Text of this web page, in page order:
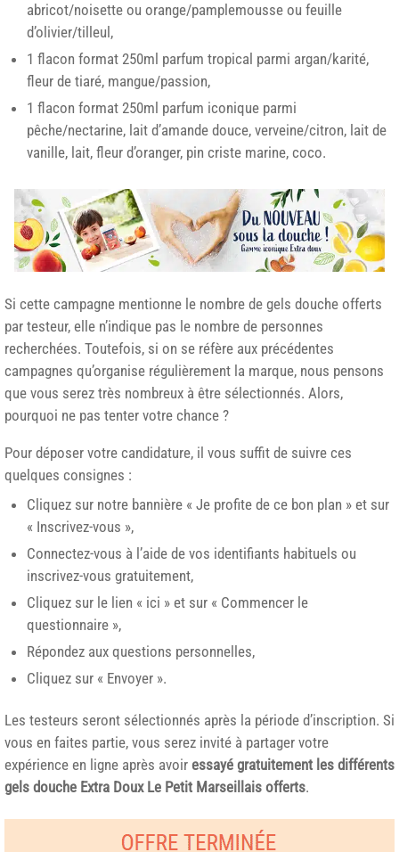
abricot/noisette ou orange/pamplemousse ou feuille
d’olivier/tilleul,
1 flacon format 250ml parfum tropical parmi argan/karité,
fleur de tiaré, mangue/passion,
1 flacon format 250ml parfum iconique parmi
pêche/nectarine, lait d’amande douce, verveine/citron, lait de
vanille, lait, fleur d’oranger, pin criste marine, coco.
Si cette campagne mentionne le nombre de gels douche offerts
par testeur, elle n’indique pas le nombre de personnes
recherchées. Toutefois, si on se réfère aux précédentes
campagnes qu’organise régulièrement la marque, nous pensons
que vous serez très nombreux à être sélectionnés. Alors,
pourquoi ne pas tenter votre chance ?
Pour déposer votre candidature, il vous suffit de suivre ces
quelques consignes :
Cliquez sur notre bannière « Je profite de ce bon plan » et sur
« Inscrivez-vous »,
Connectez-vous à l’aide de vos identifiants habituels ou
inscrivez-vous gratuitement,
Cliquez sur le lien « ici » et sur « Commencer le
questionnaire »,
Répondez aux questions personnelles,
Cliquez sur « Envoyer ».
Les testeurs seront sélectionnés après la période d’inscription. Si
vous en faites partie, vous serez invité à partager votre
expérience en ligne après avoir essayé gratuitement les différents
gels douche Extra Doux Le Petit Marseillais offerts.